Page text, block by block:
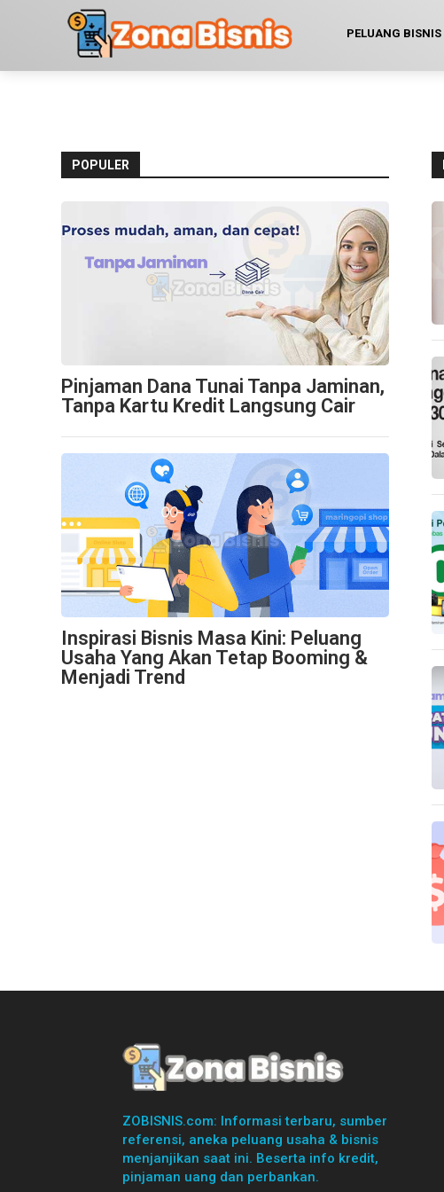
PELUANG BISNIS
POPULER
Pinjaman Dana Tunai Tanpa Jaminan,
Tanpa Kartu Kredit Langsung Cair
Inspirasi Bisnis Masa Kini: Peluang
Usaha Yang Akan Tetap Booming &
Menjadi Trend
ZOBISNIS.com: Informasi terbaru, sumber
referensi, aneka peluang usaha & bisnis
menjanjikan saat ini. Beserta info kredit,
pinjaman uang dan perbankan.